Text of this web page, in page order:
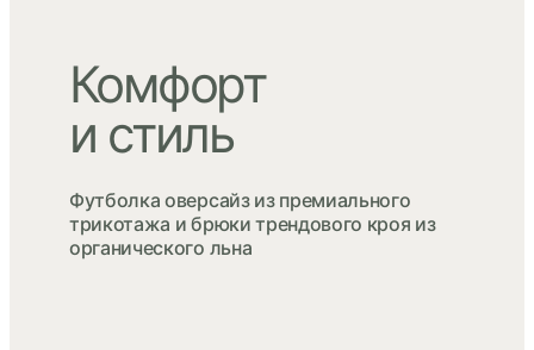
Комфорт
и стиль
Футболка оверсайз из премиального
трикотажа и брюки трендового кроя из
органического льна